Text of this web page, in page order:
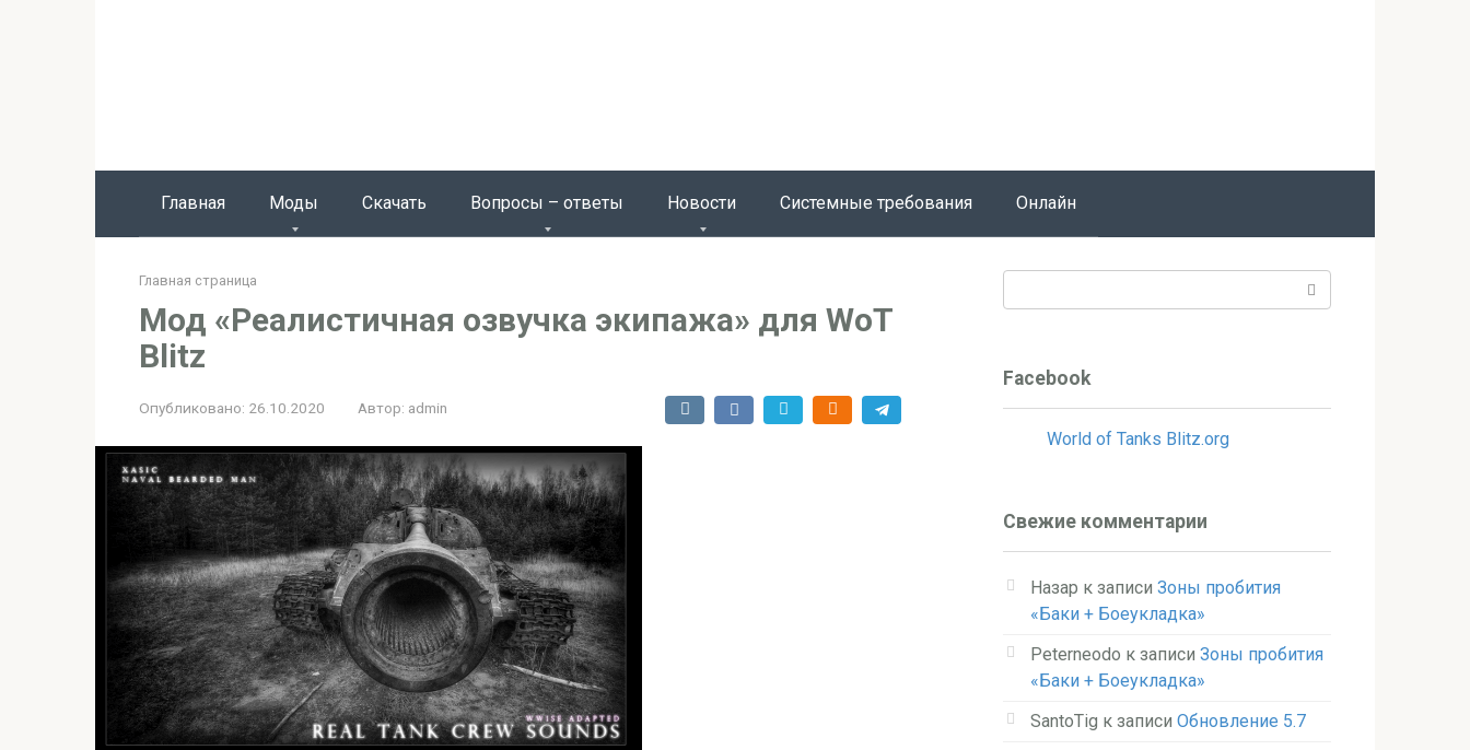
Главная Моды Скачать Вопросы – ответы Новости Системные требования Онлайн
Главная страница
Мод «Реалистичная озвучка экипажа» для WoT
Blitz
Опубликовано: 26.10.2020 Автор: admin
Facebook
World of Tanks Blitz.org
Свежие комментарии
Назар к записи Зоны пробития
«Баки + Боеукладка»
Peterneodo к записи Зоны пробития
«Баки + Боеукладка»
SantoTig к записи Обновление 5.7